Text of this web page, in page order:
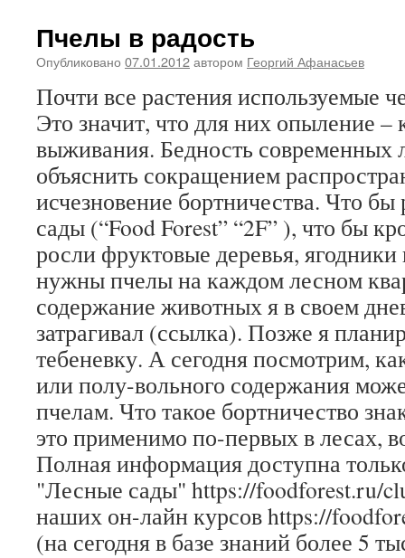
Пчелы в радость
Опубликовано 07.01.2012автором Георгий Афанасьев
Почти все растения используемые
Это значит, что для них опыление
выживания. Бедность современных
объяснить сокращением
исчезновение бортничества. Что
сады (“Food Forest” “2F” ), что бы
росли фруктовые деревья,
нужны пчелы на каждом лесном
содержание животных я в своем
затрагивал (ссылка). Позже я
тебеневку. А сегодня посмотрим,
или полу-вольного содержания
пчелам. Что такое бортничество
это применимо по-первых в лесах,
Полная информация доступна
"Лесные сады" https://foodforest.ru/
наших он-лайн курсов https://
(на сегодня в базе знаний более 5